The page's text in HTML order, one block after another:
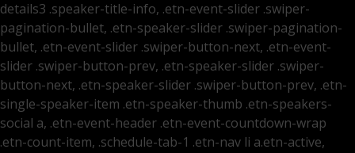
details3 .speaker-title-info, .etn-event-slider .swiper-
pagination-bullet, .etn-speaker-slider .swiper-pagination-
bullet, .etn-event-slider .swiper-button-next, .etn-event-
slider .swiper-button-prev, .etn-speaker-slider .swiper-
button-next, .etn-speaker-slider .swiper-button-prev, .etn-
single-speaker-item .etn-speaker-thumb .etn-speakers-
social a, .etn-event-header .etn-event-countdown-wrap
.etn-count-item, .schedule-tab-1 .etn-nav li a.etn-active,